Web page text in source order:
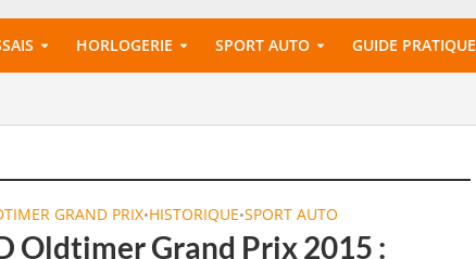
HORLOGERIE SPORT AUTO GUIDE PRATIQUE
GRAND PRIX•HISTORIQUE•SPORT AUTO
Oldtimer Grand Prix 2015 :